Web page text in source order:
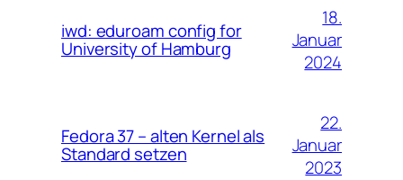
iwd: eduroam config for
University of Hamburg
18.
Januar
2024
Fedora 37 – alten Kernel als
Standard setzen
22.
Januar
2023